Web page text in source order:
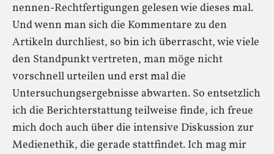
nennen-Rechtfertigungen gelesen wie dieses mal.
Und wenn man sich die Kommentare zu den
Artikeln durchliest, so bin ich überrascht, wie viele
den Standpunkt vertreten, man möge nicht
vorschnell urteilen und erst mal die
Untersuchungsergebnisse abwarten. So entsetzlich
ich die Berichterstattung teilweise finde, ich freue
mich doch auch über die intensive Diskussion zur
Medienethik, die gerade stattfindet. Ich mag mir